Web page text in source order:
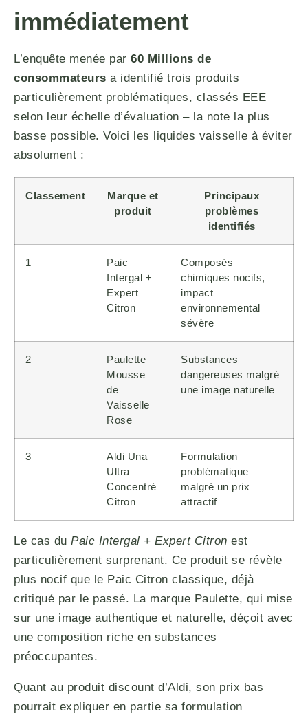
immédiatement
L’enquête menée par 60 Millions de
consommateurs a identifié trois produits
particulièrement problématiques, classés EEE
selon leur échelle d’évaluation – la note la plus
basse possible. Voici les liquides vaisselle à éviter
absolument :
Classement
Marque et
produit
Principaux
problèmes
identifiés
1
Paic
Intergal +
Expert
Citron
Composés
chimiques nocifs,
impact
environnemental
sévère
2
Paulette
Mousse
de
Vaisselle
Rose
Substances
dangereuses malgré
une image naturelle
3
Aldi Una
Ultra
Concentré
Citron
Formulation
problématique
malgré un prix
attractif
Le cas du Paic Intergal + Expert Citron est
particulièrement surprenant. Ce produit se révèle
plus nocif que le Paic Citron classique, déjà
critiqué par le passé. La marque Paulette, qui mise
sur une image authentique et naturelle, déçoit avec
une composition riche en substances
préoccupantes.
Quant au produit discount d’Aldi, son prix bas
pourrait expliquer en partie sa formulation